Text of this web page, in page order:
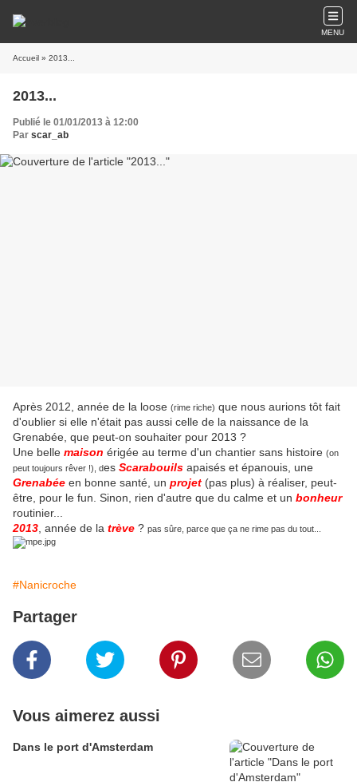
MENU
Accueil » 2013...
2013...
Publié le 01/01/2013 à 12:00
Par scar_ab
Après 2012, année de la loose (rime riche) que nous aurions tôt fait
d'oublier si elle n'était pas aussi celle de la naissance de la
Grenabée, que peut-on souhaiter pour 2013 ?
Une belle maison érigée au terme d'un chantier sans histoire (on
peut toujours rêver !), des Scarabouils apaisés et épanouis, une
Grenabée en bonne santé, un projet (pas plus) à réaliser, peut-
être, pour le fun. Sinon, rien d'autre que du calme et un bonheur
routinier...
2013 , année de la trève ? pas sûre, parce que ça ne rime pas du tout...
#Nanicroche
Partager
Vous aimerez aussi
Dans le port d'Amsterdam